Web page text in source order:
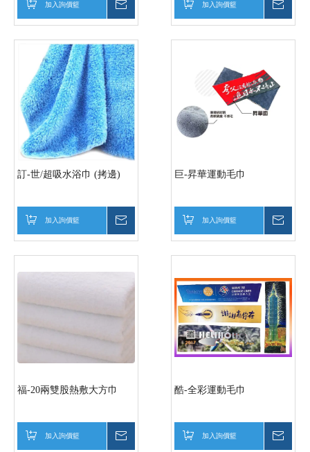
加入詢價籃 加入詢價籃
訂-世/超吸水浴巾 (拷邊)
加入詢價籃
巨-昇華運動毛巾
加入詢價籃
福-20兩雙股熱敷大方巾
加入詢價籃
酷-全彩運動毛巾
加入詢價籃